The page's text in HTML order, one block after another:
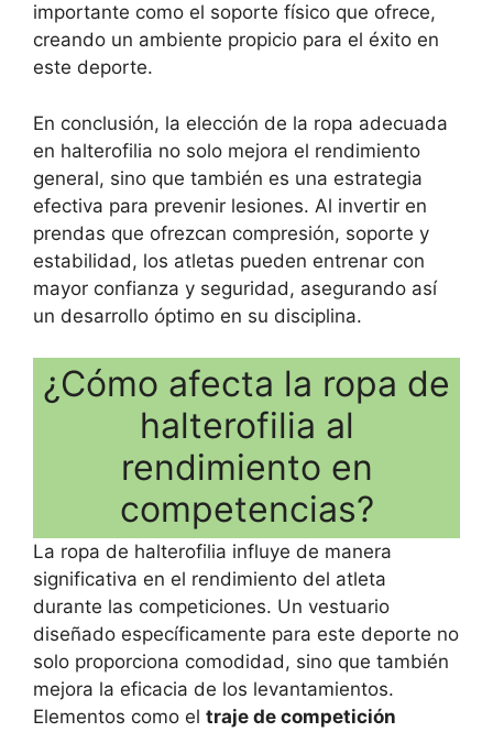
importante como el soporte físico que ofrece,
creando un ambiente propicio para el éxito en
este deporte.
En conclusión, la elección de la ropa adecuada
en halterofilia no solo mejora el rendimiento
general, sino que también es una estrategia
efectiva para prevenir lesiones. Al invertir en
prendas que ofrezcan compresión, soporte y
estabilidad, los atletas pueden entrenar con
mayor confianza y seguridad, asegurando así
un desarrollo óptimo en su disciplina.
¿Cómo afecta la ropa de
halterofilia al
rendimiento en
competencias?
La ropa de halterofilia influye de manera
significativa en el rendimiento del atleta
durante las competiciones. Un vestuario
diseñado específicamente para este deporte no
solo proporciona comodidad, sino que también
mejora la eficacia de los levantamientos.
Elementos como el traje de competición